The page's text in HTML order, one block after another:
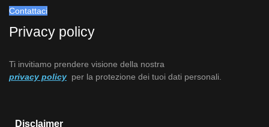
Contattaci
Privacy policy
Ti invitiamo prendere visione della nostra
privacy policy per la protezione dei tuoi dati personali.
Disclaimer